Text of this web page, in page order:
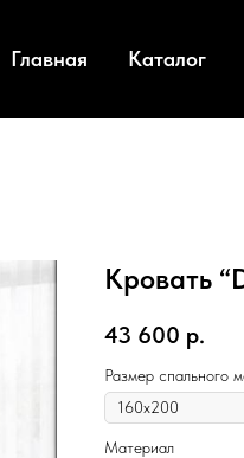
Главная Каталог
Кровать
43 600 р.
Размер спального
Материал